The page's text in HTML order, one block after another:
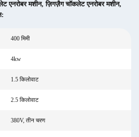
एनरोबर मशीन,ज़िगज़ैग चॉकलेट एनरोबर मशीन,
400 मिमी
4kw
1.5 किलोवाट
2.5 किलोवाट
380V, तीन चरण